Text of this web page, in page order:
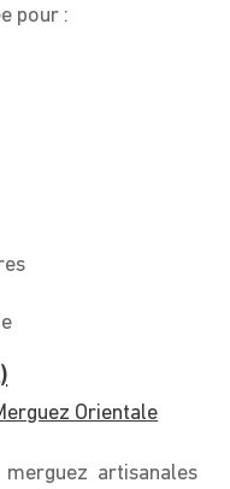
pour :
Orientale
artisanales